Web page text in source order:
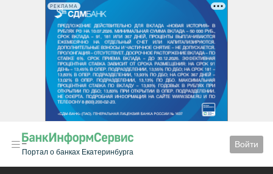
РЕКЛАМА
Портал о банках Екатеринбурга
Войти